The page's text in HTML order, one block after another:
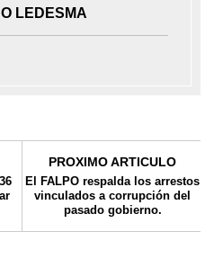
LEDESMA
PROXIMO ARTICULO
El FALPO respalda los arrestos
vinculados a corrupción del
pasado gobierno.